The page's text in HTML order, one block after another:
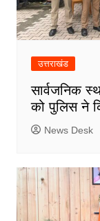
उत्तराखंड
सार्वजनिक
को पुलिस ने
News Desk